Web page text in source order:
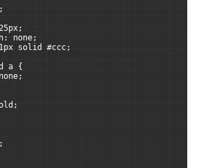
none;
solid #ccc;
a {